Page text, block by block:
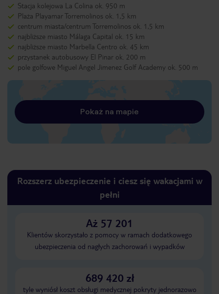
Stacja kolejowa La Colina ok. 950 m
Plaża Playamar Torremolinos ok. 1,5 km
centrum miasta/centrum Torremolinos ok. 1,5 km
najbliższe miasto Málaga Capital ok. 15 km
najbliższe miasto Marbella Centro ok. 45 km
przystanek autobusowy El Pinar ok. 200 m
pole golfowe Miguel Angel Jimenez Golf Academy ok. 500 m
Pokaż na mapie
Rozszerz ubezpieczenie i ciesz się wakacjami w
pełni
Aż 57 201
Klientów skorzystało z pomocy w ramach dodatkowego
ubezpieczenia od nagłych zachorowań i wypadków
689 420 zł
tyle wyniósł koszt obsługi medycznej pokryty jednorazowo